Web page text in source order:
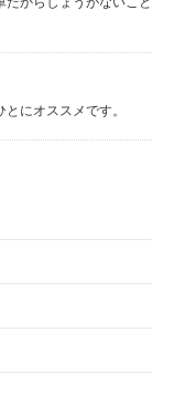
にオススメです。